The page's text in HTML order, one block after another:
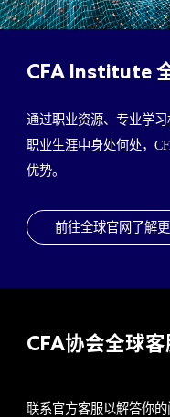
CFA Institute
通过职业资源、专业学
职业生涯中身处何处，
优势。
前往全球官网了解
CFA协会全球客
联系官方客服以解答你